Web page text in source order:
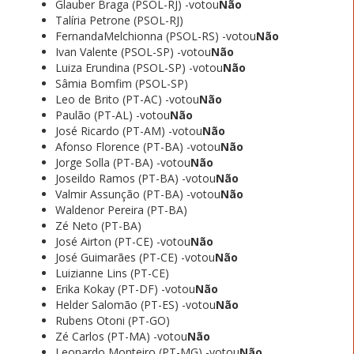
Glauber Braga (PSOL-RJ) -votouNão
Talíria Petrone (PSOL-RJ)
FernandaMelchionna (PSOL-RS) -votouNão
Ivan Valente (PSOL-SP) -votouNão
Luiza Erundina (PSOL-SP) -votouNão
Sâmia Bomfim (PSOL-SP)
Leo de Brito (PT-AC) -votouNão
Paulão (PT-AL) -votouNão
José Ricardo (PT-AM) -votouNão
Afonso Florence (PT-BA) -votouNão
Jorge Solla (PT-BA) -votouNão
Joseildo Ramos (PT-BA) -votouNão
Valmir Assunção (PT-BA) -votouNão
Waldenor Pereira (PT-BA)
Zé Neto (PT-BA)
José Airton (PT-CE) -votouNão
José Guimarães (PT-CE) -votouNão
Luizianne Lins (PT-CE)
Erika Kokay (PT-DF) -votouNão
Helder Salomão (PT-ES) -votouNão
Rubens Otoni (PT-GO)
Zé Carlos (PT-MA) -votouNão